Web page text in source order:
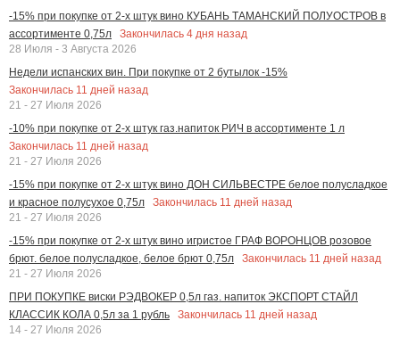
-15% при покупке от 2-х штук вино КУБАНЬ ТАМАНСКИЙ ПОЛУОСТРОВ в
ассортименте 0,75л
Закончилась 4 дня назад
28 Июля - 3 Августа 2026
Недели испанских вин. При покупке от 2 бутылок -15%
Закончилась 11 дней назад
21 - 27 Июля 2026
-10% при покупке от 2-х штук газ.напиток РИЧ в ассортименте 1 л
Закончилась 11 дней назад
21 - 27 Июля 2026
-15% при покупке от 2-х штук вино ДОН СИЛЬВЕСТРЕ белое полусладкое
и красное полусухое 0,75л
Закончилась 11 дней назад
21 - 27 Июля 2026
-15% при покупке от 2-х штук вино игристое ГРАФ ВОРОНЦОВ розовое
брют. белое полусладкое, белое брют 0,75л
Закончилась 11 дней назад
21 - 27 Июля 2026
ПРИ ПОКУПКЕ виски РЭДВОКЕР 0,5л газ. напиток ЭКСПОРТ СТАЙЛ
КЛАССИК КОЛА 0,5л за 1 рубль
Закончилась 11 дней назад
14 - 27 Июля 2026